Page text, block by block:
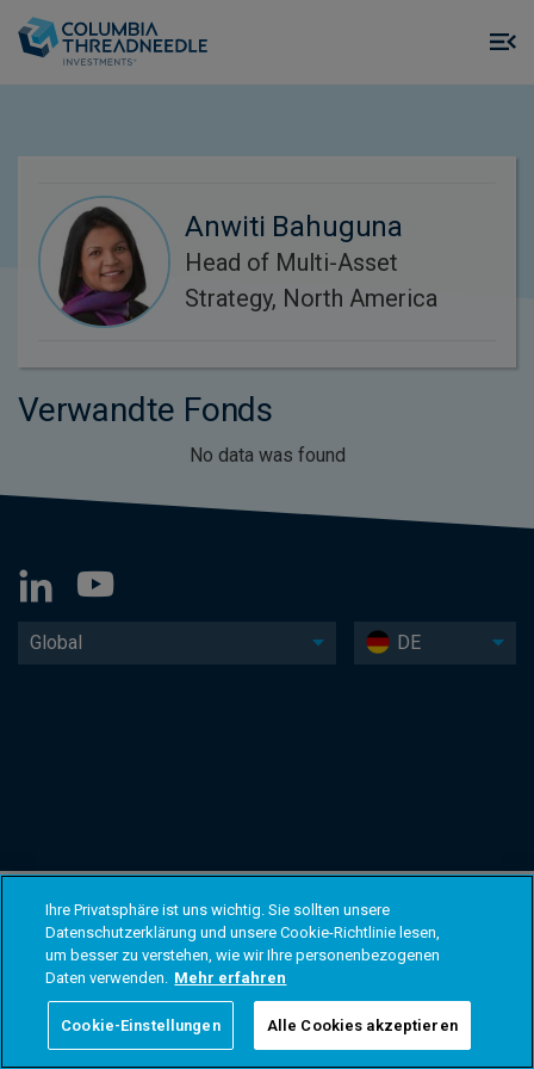
Anwiti Bahuguna
Head of Multi-Asset
Strategy, North America
Verwandte Fonds
No data was found
Global DE
Ihre Privatsphäre ist uns wichtig. Sie sollten unsere
Datenschutzerklärung und unsere Cookie-Richtlinie lesen,
um besser zu verstehen, wie wir Ihre personenbezogenen
Daten verwenden. Mehr erfahren
Cookie-Einstellungen Alle Cookies akzeptieren